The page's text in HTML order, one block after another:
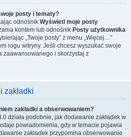
posty i tematy?
odnośnik Wyświetl moje posty
kontem lub odnośnik Posty użytkownika
„Twoje posty” z menu „Więcej…”
rogu witryny. Jeśli chcesz wyszukać swoje
zaawansowanego i skorzystaj z
zakładki
zakładki a obserwowaniem?
działa podobnie, jak dodawanie zakładek w
powiadomienia, gdy w temacie pojawia
zakładek przypomina obserwowanie